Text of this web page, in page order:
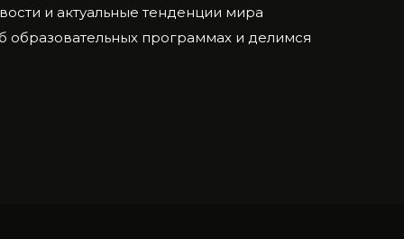
и актуальные тенденции мира
образовательных программах и делимся